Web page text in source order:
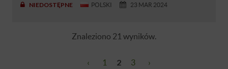
NIEDOSTĘPNE POLSKI 23 MAR 2024
Znaleziono 21 wyników.
‹ 1 2 3 ›